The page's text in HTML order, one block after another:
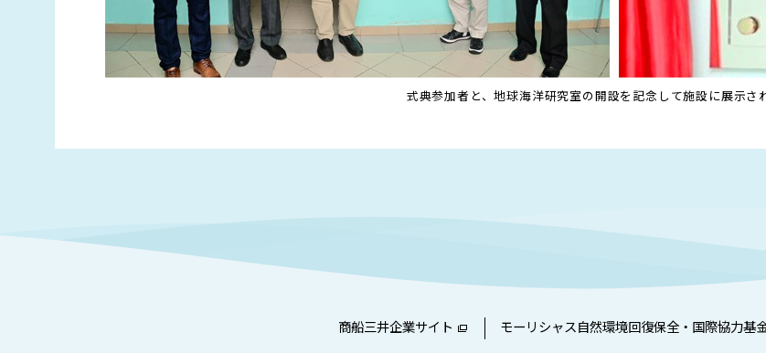
式典参加者と、地球海洋研究室の開設を記念して施設に展示さ
商船三井企業サイト モーリシャス自然環境回復保全・国際協力基